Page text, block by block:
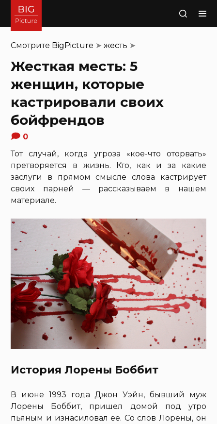
Поиск
Смотрите BigPicture ➤жесть ➤
Жесткая месть: 5
женщин, которые
кастрировали своих
бойфрендов
0
Тот случай, когда угроза «кое-что оторвать»
претворяется в жизнь. Кто, как и за какие
заслуги в прямом смысле слова кастрирует
своих парней — рассказываем в нашем
материале.
История Лорены Боббит
В июне 1993 года Джон Уэйн, бывший муж
Лорены Боббит, пришел домой под утро
пьяным и изнасиловал ее. Со слов Лорены, он